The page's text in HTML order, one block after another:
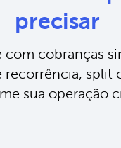
precisar
com cobranças
recorrência, split
sua operação